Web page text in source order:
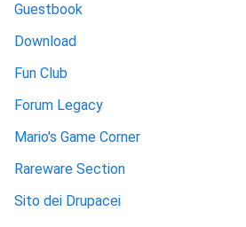
Guestbook
Download
Fun Club
Forum Legacy
Mario's Game Corner
Rareware Section
Sito dei Drupacei